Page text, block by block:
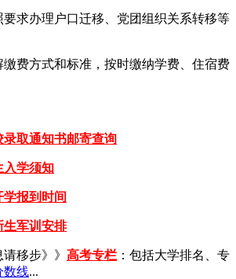
要求办理户口迁移、党团组织关系转移等
缴费方式和标准，按时缴纳学费、住宿费
录取通知书邮寄查询
入学须知
学报到时间
生军训安排
移步》》 高考专栏 ：包括大学排名、专
数线...